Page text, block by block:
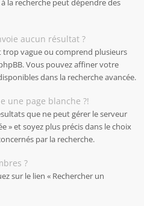
la recherche peut dépendre des
aucun résultat ?
vague ou comprend plusieurs
Vous pouvez affiner votre
dans la recherche avancée.
une page blanche ?!
que ne peut gérer le serveur
» et soyez plus précis dans le choix
par la recherche.
?
sur le lien « Rechercher un